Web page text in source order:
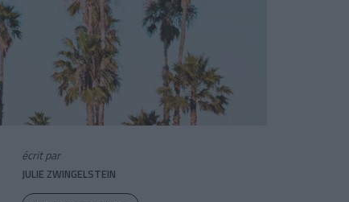
écrit par
JULIE ZWINGELSTEIN